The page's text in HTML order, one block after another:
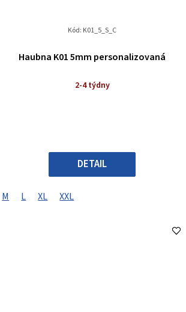
Haubna K01 5mm personalizovaná
2-4 týdny
DETAIL
M L XL XXL
Kód: K01_5_S_C